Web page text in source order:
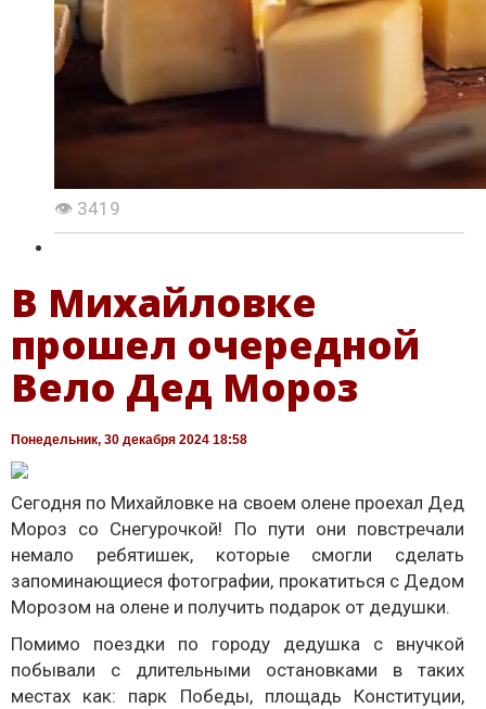
👁 3419
В Михайловке
прошел очередной
Вело Дед Мороз
Понедельник, 30 декабря 2024 18:58
Сегодня по Михайловке на своем олене проехал Дед
Мороз со Снегурочкой! По пути они повстречали
немало ребятишек, которые смогли сделать
запоминающиеся фотографии, прокатиться с Дедом
Морозом на олене и получить подарок от дедушки.
Помимо поездки по городу дедушка с внучкой
побывали с длительными остановками в таких
местах как: парк Победы, площадь Конституции,